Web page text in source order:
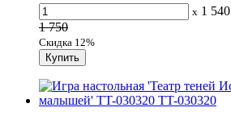
x 1 540
1 750
Скидка 12%